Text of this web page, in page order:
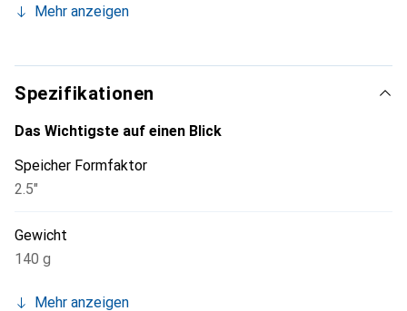
Mehr anzeigen
Spezifikationen
Das Wichtigste auf einen Blick
Speicher Formfaktor
2.5"
Gewicht
140 g
Mehr anzeigen